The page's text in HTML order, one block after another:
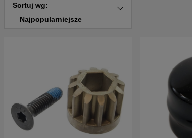
Sortuj wg:
Najpopularniejsze